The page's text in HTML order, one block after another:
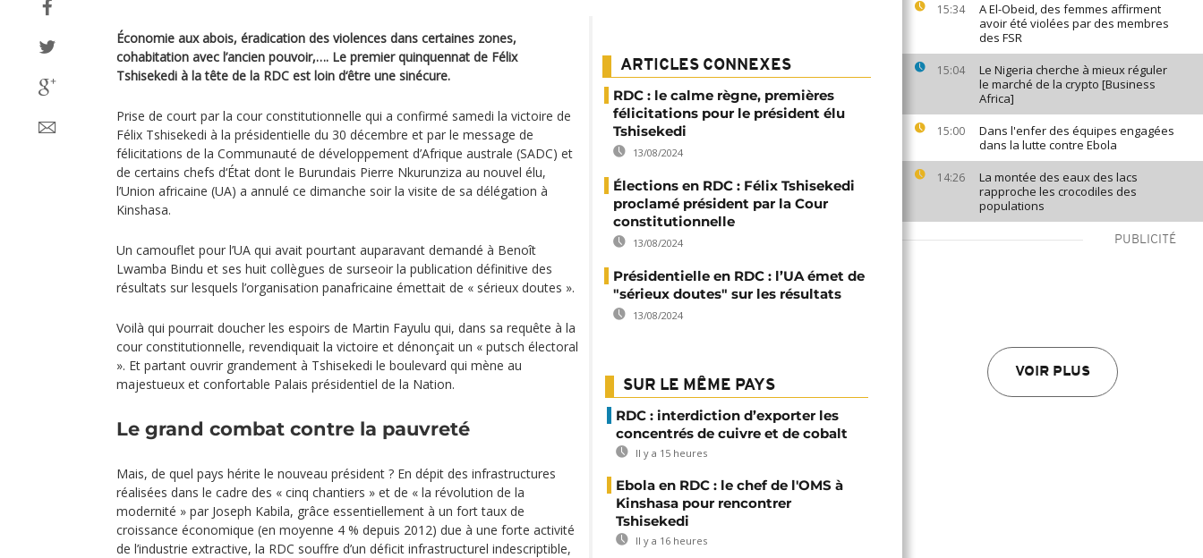
15:34
A El-Obeid, des femmes affirment
avoir été violées par des membres
des FSR
15:04
Le Nigeria cherche à mieux réguler
le marché de la crypto [Business
Africa]
15:00
Dans l'enfer des équipes engagées
dans la lutte contre Ebola
14:26
La montée des eaux des lacs
rapproche les crocodiles des
populations
PUBLICITÉ
VOIR PLUS
Économie aux abois, éradication des violences dans certaines zones,
cohabitation avec l’ancien pouvoir,…. Le premier quinquennat de Félix
Tshisekedi à la tête de la RDC est loin d‘être une sinécure.
Prise de court par la cour constitutionnelle qui a confirmé samedi la victoire de
Félix Tshisekedi à la présidentielle du 30 décembre et par le message de
félicitations de la Communauté de développement d’Afrique australe (SADC) et
de certains chefs d‘État dont le Burundais Pierre Nkurunziza au nouvel élu,
l’Union africaine (UA) a annulé ce dimanche soir la visite de sa délégation à
Kinshasa.
Un camouflet pour l’UA qui avait pourtant auparavant demandé à Benoît
Lwamba Bindu et ses huit collègues de surseoir la publication définitive des
résultats sur lesquels l’organisation panafricaine émettait de « sérieux doutes ».
Voilà qui pourrait doucher les espoirs de Martin Fayulu qui, dans sa requête à la
cour constitutionnelle, revendiquait la victoire et dénonçait un « putsch électoral
». Et partant ouvrir grandement à Tshisekedi le boulevard qui mène au
majestueux et confortable Palais présidentiel de la Nation.
Le grand combat contre la pauvreté
Mais, de quel pays hérite le nouveau président ? En dépit des infrastructures
réalisées dans le cadre des « cinq chantiers » et de « la révolution de la
modernité » par Joseph Kabila, grâce essentiellement à un fort taux de
croissance économique (en moyenne 4 % depuis 2012) due à une forte activité
de l’industrie extractive, la RDC souffre d’un déficit infrastructurel indescriptible,
ARTICLES CONNEXES
RDC : le calme règne, premières
félicitations pour le président élu
Tshisekedi
13/08/2024
Élections en RDC : Félix Tshisekedi
proclamé président par la Cour
constitutionnelle
13/08/2024
Présidentielle en RDC : l’UA émet de
"sérieux doutes" sur les résultats
13/08/2024
SUR LE MÊME PAYS
RDC : interdiction d’exporter les
concentrés de cuivre et de cobalt
Il y a 15 heures
Ebola en RDC : le chef de l'OMS à
Kinshasa pour rencontrer
Tshisekedi
Il y a 16 heures